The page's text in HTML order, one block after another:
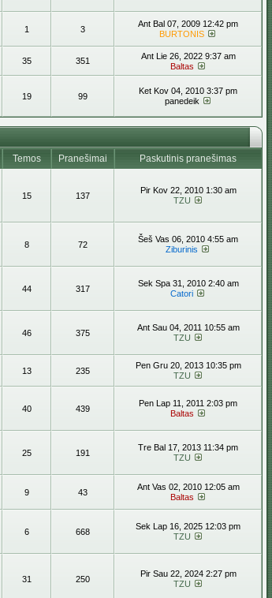
1 3
Ant Bal 07, 2009 12:42 pm
BURTONIS
35 351
Ant Lie 26, 2022 9:37 am
Baltas
19 99
Ket Kov 04, 2010 3:37 pm
panedeik
Temos Pranešimai
Paskutinis pranešimas
15 137
Pir Kov 22, 2010 1:30 am
TZU
8 72
Šeš Vas 06, 2010 4:55 am
Ziburinis
44 317
Sek Spa 31, 2010 2:40 am
Catori
46 375
Ant Sau 04, 2011 10:55 am
TZU
13 235
Pen Gru 20, 2013 10:35 pm
TZU
40 439
Pen Lap 11, 2011 2:03 pm
Baltas
25 191
Tre Bal 17, 2013 11:34 pm
TZU
9 43
Ant Vas 02, 2010 12:05 am
Baltas
6 668
Sek Lap 16, 2025 12:03 pm
TZU
31 250
Pir Sau 22, 2024 2:27 pm
TZU